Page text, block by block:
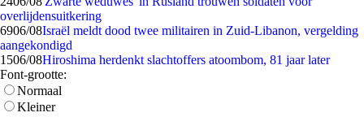
overlijdensuitkering
6906/08Israël meldt dood twee militairen in Zuid-Libanon, vergelding
aangekondigd
1506/08Hiroshima herdenkt slachtoffers atoombom, 81 jaar later
Font-grootte:
Normaal
Kleiner